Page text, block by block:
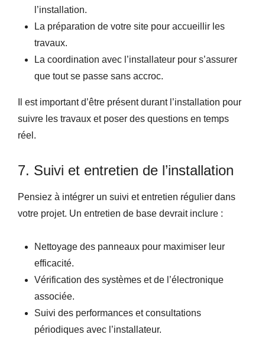
l’installation.
La préparation de votre site pour accueillir les
travaux.
La coordination avec l’installateur pour s’assurer
que tout se passe sans accroc.
Il est important d’être présent durant l’installation pour
suivre les travaux et poser des questions en temps
réel.
7. Suivi et entretien de l’installation
Pensiez à intégrer un suivi et entretien régulier dans
votre projet. Un entretien de base devrait inclure :
Nettoyage des panneaux pour maximiser leur
efficacité.
Vérification des systèmes et de l’électronique
associée.
Suivi des performances et consultations
périodiques avec l’installateur.